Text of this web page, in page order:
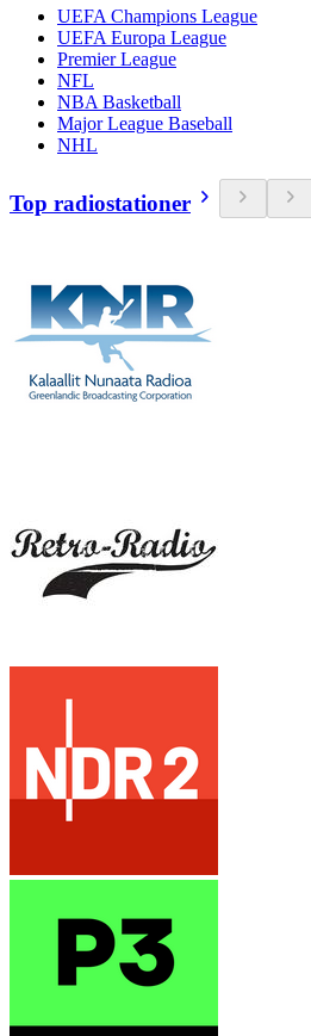
UEFA Champions League
UEFA Europa League
Premier League
NFL
NBA Basketball
Major League Baseball
NHL
Top radiostationer